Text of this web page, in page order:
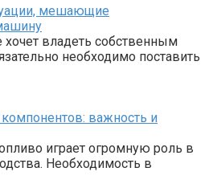
мешающие
владеть собственным
необходимо поставить
важность и
играет огромную роль в
Необходимость в